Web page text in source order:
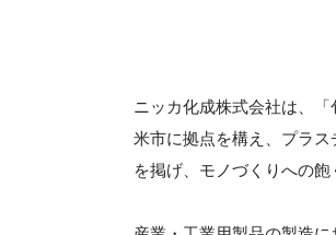
ニッカ化成株式会社は、
米市に拠点を構え、プラス
を掲げ、モノづくりへの飽